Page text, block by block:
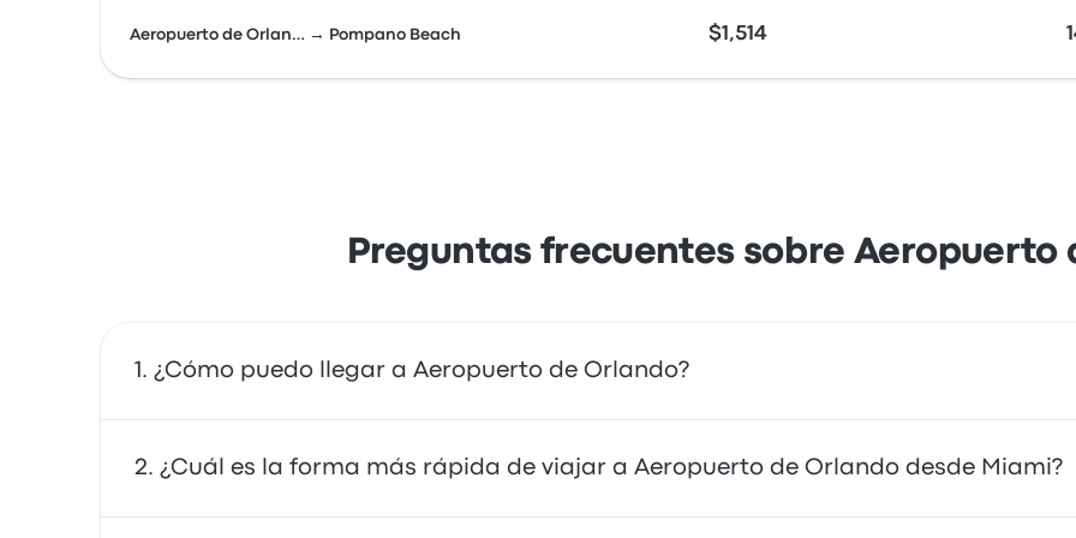
Aeropuerto de Orlan… → Pompano Beach $1,514
Preguntas frecuentes sobre Aeropuerto
¿Cómo puedo llegar a Aeropuerto de Orlando?
Puedes tomar el tren, que proporciona acceso directo al aeropuerto. Alternativamente, también
¿Cuál es la forma más rápida de viajar a Aeropuerto de Orlando desde Miami?